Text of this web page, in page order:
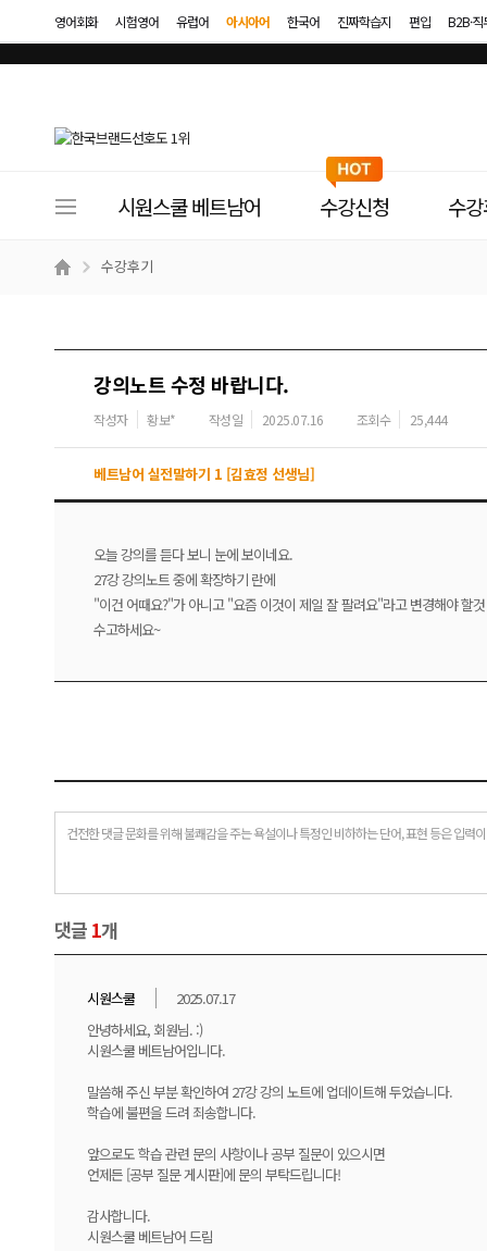
영어회화 시험영어 유럽어 아시아어 한국어 진짜학습지 편입 B2B·
이
메
시원스쿨 베트남어 수강신청 수
수강후기
강의노트 수정 바랍니다.
작성자 황보* 작성일 2025.07.16 조회수 25,444
베트남어 실전말하기 1 [김효정 선생님]
오늘 강의를 듣다 보니 눈에 보이네요.
27강 강의노트 중에 확장하기 란에
"이건 어때요?"가 아니고 "요즘 이것이 제일 잘 팔려요"라고 변경해야 할
수고하세요~
건전한 댓글 문화를 위해 불쾌감을 주는 욕설이나 특정인 비하하는 단어, 표현 등은 입력
댓글 1개
시원스쿨
2025.07.17
안녕하세요, 회원님. :)
시원스쿨 베트남어입니다.
말씀해 주신 부분 확인하여 27강 강의 노트에 업데이트해 두었습니다.
학습에 불편을 드려 죄송합니다.
앞으로도 학습 관련 문의 사항이나 공부 질문이 있으시면
언제든 [공부 질문 게시판]에 문의 부탁드립니다!
감사합니다.
시원스쿨 베트남어 드림